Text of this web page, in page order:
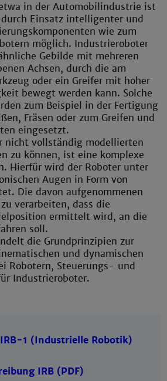
in der Automobilindustrie ist
Einsatz intelligenter und
wie zum
möglich. Industrieroboter
Gebilde mit mehreren
Achsen, durch die am
oder ein Greifer mit hoher
bewegt werden kann. Solche
zum Beispiel in der Fertigung
Fräsen oder zum Greifen und
eingesetzt.
nicht vollständig modellierten
zu können, ist eine komplexe
Hierfür wird der Roboter unter
Augen in Form von
Die davon aufgenommenen
verarbeiten, dass die
ermittelt wird, an die
soll.
die Grundprinzipien zur
und dynamischen
Robotern, Steuerungs- und
Industrieroboter.
1 (Industrielle Robotik)
IRB (PDF)